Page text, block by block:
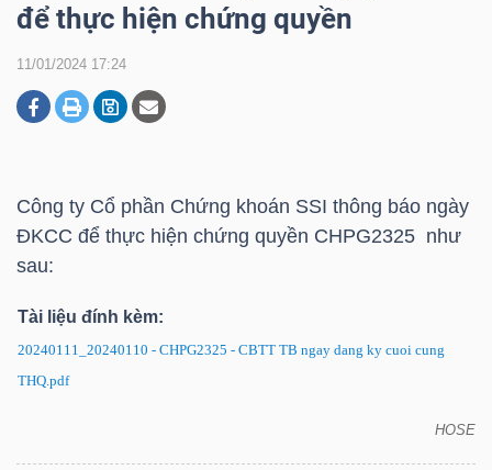
để thực hiện chứng quyền
11/01/2024 17:24
Công ty Cổ phần Chứng khoán SSI thông báo ngày
ĐKCC để thực hiện chứng quyền CHPG2325 như
sau:
Tài liệu đính kèm:
20240111_20240110 - CHPG2325 - CBTT TB ngay dang ky cuoi cung
THQ.pdf
HOSE
CHỨNG
ĐỘNG
SẢN